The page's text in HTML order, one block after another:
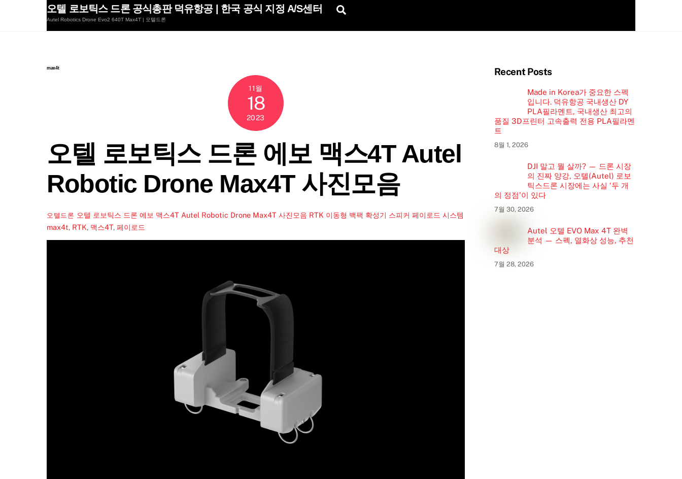
오텔 로보틱스 드론 공식총판 덕유항공 | 한국 공식 지정 A/S센터
Autel Robotics Drone Evo2 640T Max4T | 오텔드론
max4t
11월
18
2023
오텔 로보틱스 드론 에보 맥스4T Autel
Robotic Drone Max4T 사진모음
오텔드론 오텔 로보틱스 드론 에보 맥스4T Autel Robotic Drone Max4T 사진모음 RTK 이동형 백팩 확성기 스피커 페이로드 시스템
max4t, RTK, 맥스4T, 페이로드
Recent Posts
Made in Korea가 중요한 스펙
입니다. 덕유항공 국내생산 DY
PLA필라멘트, 국내생산 최고의
품질 3D프린터 고속출력 전용 PLA필라멘
트
8월 1, 2026
DJI 말고 뭘 살까? — 드론 시장
의 진짜 양강, 오텔(Autel) 로보
틱스드론 시장에는 사실 ‘두 개
의 정점’이 있다
7월 30, 2026
Autel 오텔 EVO Max 4T 완벽
분석 — 스펙, 열화상 성능, 추천
대상
7월 28, 2026